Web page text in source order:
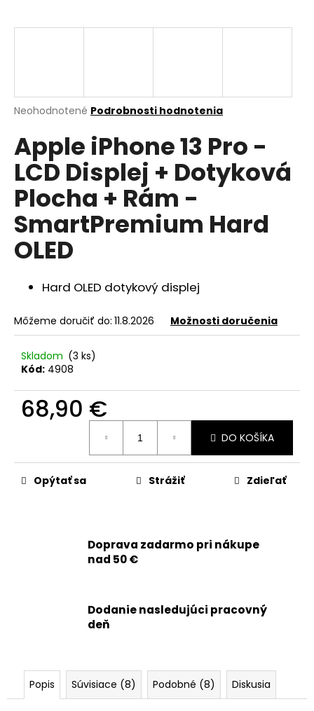
Priemerné
produktu
je
0,0
5
hviezdičiek.
Neohodnotené Podrobnosti hodnotenia
Apple iPhone 13 Pro -
LCD Displej + Dotyková
Plocha + Rám -
SmartPremium Hard
OLED
Hard OLED dotykový displej
Môžeme doručiť do: 11.8.2026 Možnosti doručenia
Skladom (3 ks)
Kód: 4908
68,90 €
DO KOŠÍKA
Opýtať sa Strážiť Zdieľať
Doprava zadarmo pri nákupe
nad 50 €
Dodanie nasledujúci pracovný
deň
Popis Súvisiace (8) Podobné (8) Diskusia
j
?
HĽADAŤ
O
d
p
č
a
m
e
APPLE
IPHONE
ZADNÁ
KAMERA